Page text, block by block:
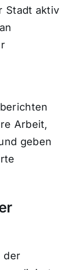
Stadt aktiv
Arbeit,
geben
der